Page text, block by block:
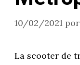
10/02/2021 por
La scooter de